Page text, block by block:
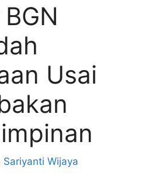
Usai
Sariyanti Wijaya